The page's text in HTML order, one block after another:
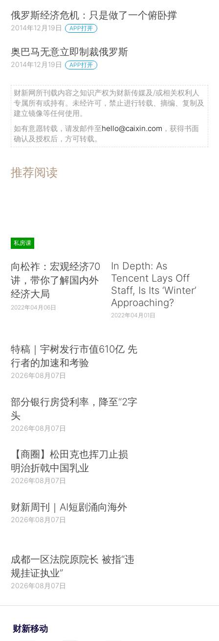
俄罗斯经济危机：只是做了一个俯卧撑
2014年12月19日 APP打开
奥巴马无意立即制裁俄罗斯
2014年12月19日 APP打开
财新网所刊载内容之知识产权为财新传媒及/或相关权利人
专属所有或持有。未经许可，禁止进行转载、摘编、复制及
建立镜像等任何使用。
如有意愿转载，请发邮件至hello@caixin.com ，获得书面
确认及授权后，方可转载。
推荐阅读
私房课
向松祚：宏观经济70
讲，带你了解国内外
经济大局
2022年04月06日
In Depth: As
Tencent Lays Off
Staff, Is Its ‘Winter’
Approaching?
2022年04月01日
特稿｜宇树发行市值610亿 先
行者的加速和考验
2026年08月07日
部分银行房贷利率，降至“2字
头
2026年08月07日
【商圈】松田克也挥刀止损
明治折戟中国乳业
2026年08月07日
财新周刊｜AI短剧涌向海外
2026年08月07日
成都一区法院原院长 被指“违
规挂证执业”
2026年08月07日
财新移动